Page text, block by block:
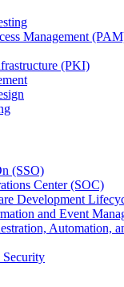
Management
(PKI)
(SSO)
Center (SOC)
Development
and Event
Automation,
Security